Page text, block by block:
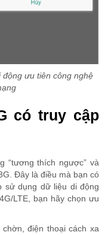
ưu tiên công nghệ
có truy cập
“tương thích ngược” và
Đây là điều mà bạn có
sử dụng dữ liệu di động
LTE, bạn hãy chọn ưu
điện thoại cách xa